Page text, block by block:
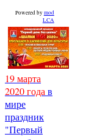
Powered by mod
LCA
19 марта
2020 года в
мире
праздник
"Первый